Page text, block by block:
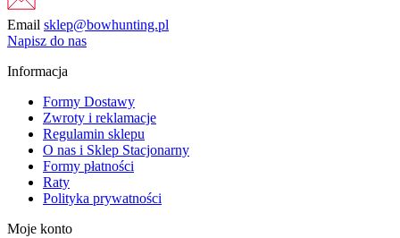
Email sklep@bowhunting.pl
Napisz do nas
Informacja
Formy Dostawy
Zwroty i reklamacje
Regulamin sklepu
O nas i Sklep Stacjonarny
Formy płatności
Raty
Polityka prywatności
Moje konto